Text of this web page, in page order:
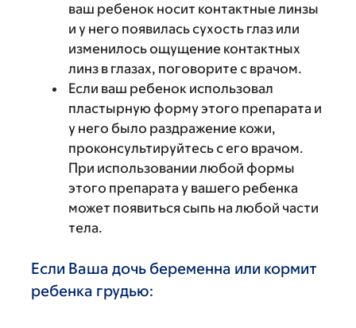
ваш ребенок носит контактные линзы
и у него появилась сухость глаз или
изменилось ощущение контактных
линз в глазах, поговорите с врачом.
Если ваш ребенок использовал
пластырную форму этого препарата и
у него было раздражение кожи,
проконсультируйтесь с его врачом.
При использовании любой формы
этого препарата у вашего ребенка
может появиться сыпь на любой части
тела.
Если Ваша дочь беременна или кормит
ребенка грудью: